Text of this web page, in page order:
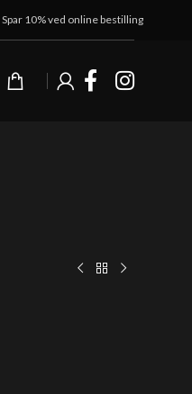
Spar 10% ved online bestilling